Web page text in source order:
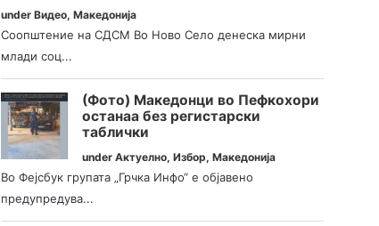
underВидео,Македонија
Соопштение на СДСМ Во Ново Село денеска мирни
млади соц...
(Фото) Македонци во Пефкохори
останаа без регистарски
таблички
underАктуелно,Избор,Македонија
Во Фејсбук групата „Грчка Инфо“ е објавено
предупредува...